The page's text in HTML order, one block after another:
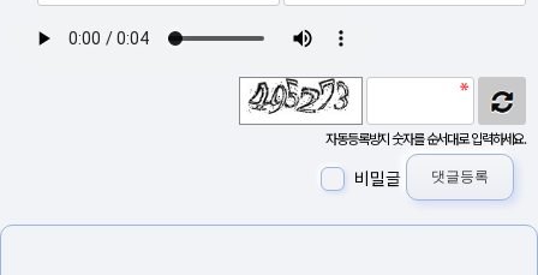
자동등록방지 숫자를 순서대로 입력하세요.
비밀글 댓글등록